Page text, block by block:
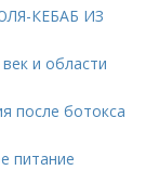
КЕБАБ ИЗ
и области
после ботокса
питание